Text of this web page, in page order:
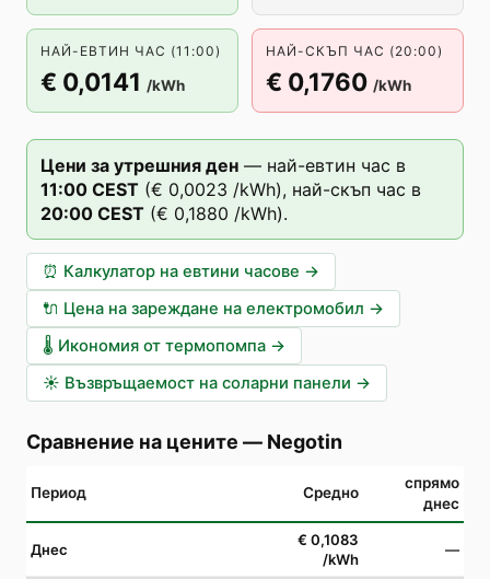
НАЙ-ЕВТИН ЧАС (11:00)
€ 0,0141 /kWh
НАЙ-СКЪП ЧАС (20:00)
€ 0,1760 /kWh
Цени за утрешния ден — най-евтин час в
11:00 CEST (€ 0,0023 /kWh), най-скъп час в
20:00 CEST (€ 0,1880 /kWh).
⏰ Калкулатор на евтини часове →
🔌 Цена на зареждане на електромобил →
🌡️ Икономия от термопомпа →
☀️ Възвръщаемост на соларни панели →
Сравнение на цените — Negotin
Период Средно
спрямо
днес
Днес
€ 0,1083
/kWh
—